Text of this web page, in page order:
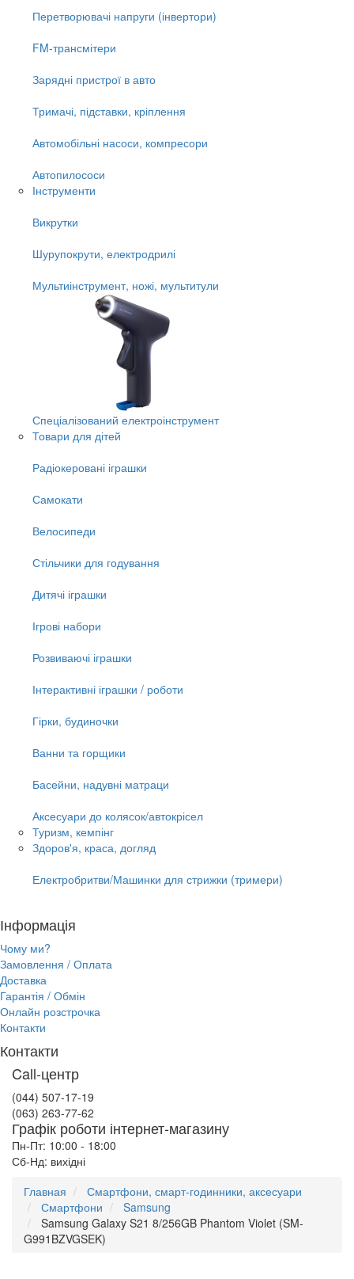
Перетворювачі напруги (інвертори)
FM-трансмітери
Зарядні пристрої в авто
Тримачі, підставки, кріплення
Автомобільні насоси, компресори
Автопилососи
Інструменти
Викрутки
Шурупокрути, електродрилі
Мультиінструмент, ножі, мультитули
Спеціалізований електроінструмент
Товари для дітей
Радіокеровані іграшки
Самокати
Велосипеди
Стільчики для годування
Дитячі іграшки
Ігрові набори
Розвиваючі іграшки
Інтерактивні іграшки / роботи
Гірки, будиночки
Ванни та горщики
Басейни, надувні матраци
Аксесуари до колясок/автокрісел
Туризм, кемпінг
Здоров'я, краса, догляд
Електробритви/Машинки для стрижки (тримери)
Інформація
Чому ми?
Замовлення / Оплата
Доставка
Гарантія / Обмін
Онлайн розстрочка
Контакти
Контакти
Call-центр
(044) 507-17-19
(063) 263-77-62
Графік роботи інтернет-магазину
Пн-Пт: 10:00 - 18:00
Сб-Нд: вихідні
Главная
Смартфони, смарт-годинники, аксесуари
Смартфони
Samsung
Samsung Galaxy S21 8/256GB Phantom Violet (SM-
G991BZVGSEK)